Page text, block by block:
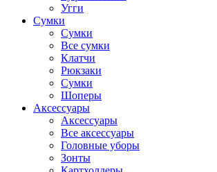
Угги
Сумки
Сумки
Все сумки
Клатчи
Рюкзаки
Сумки
Шоперы
Аксессуары
Аксессуары
Все аксессуары
Головные уборы
Зонты